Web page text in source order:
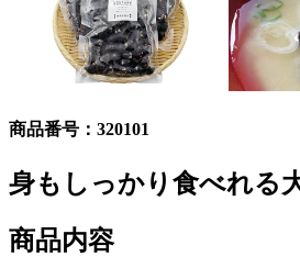
商品番号： 320101
身もしっかり食べれる
商品内容